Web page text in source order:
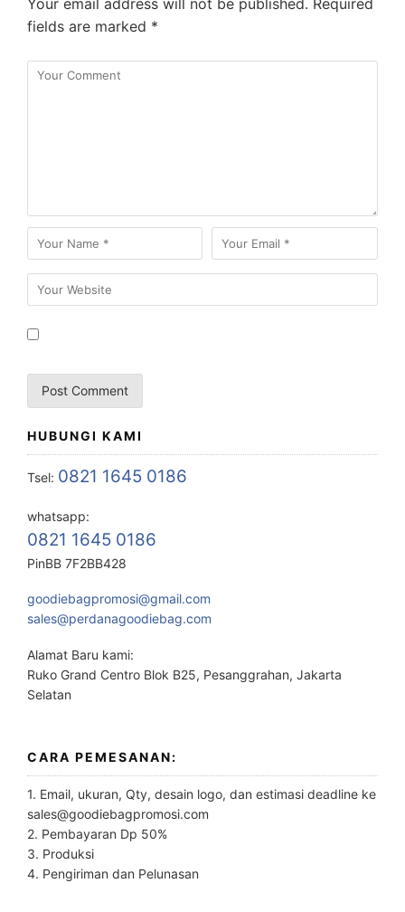
Your email address will not be published. Required
fields are marked *
HUBUNGI KAMI
Tsel: 0821 1645 0186
whatsapp:
0821 1645 0186
PinBB 7F2BB428
goodiebagpromosi@gmail.com
sales@perdanagoodiebag.com
Alamat Baru kami:
Ruko Grand Centro Blok B25, Pesanggrahan, Jakarta
Selatan
CARA PEMESANAN:
1. Email, ukuran, Qty, desain logo, dan estimasi deadline ke
sales@goodiebagpromosi.com
2. Pembayaran Dp 50%
3. Produksi
4. Pengiriman dan Pelunasan